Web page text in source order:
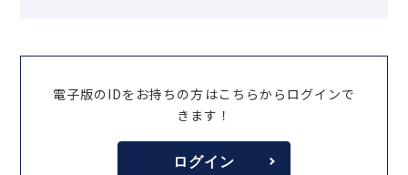
電子版のIDをお持ちの方はこちらからログインで
きます！
ログイン